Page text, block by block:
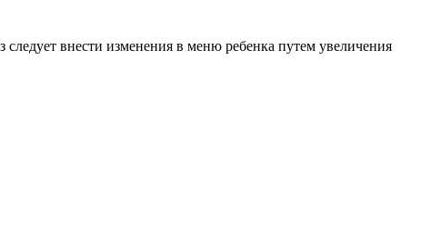
следует внести изменения в меню ребенка путем увеличения